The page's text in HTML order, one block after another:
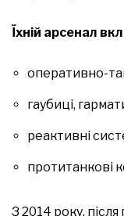
Їхній арсенал
оперативно-
гаубиці,
реактивні
протитанкові
З 2014 року,